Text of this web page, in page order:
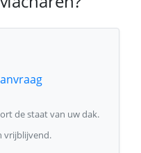
de staat van uw dak.
vrijblijvend.